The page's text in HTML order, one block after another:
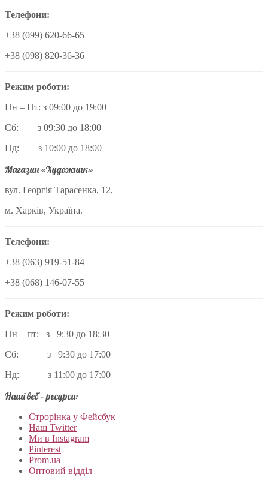
Телефони:
+38 (099) 620-66-65
+38 (098) 820-36-36
Режим роботи:
Пн – Пт: з 09:00 до 19:00
Сб: з 09:30 до 18:00
Нд: з 10:00 до 18:00
Магазин «Художник»
вул. Георгія Тарасенка, 12,
м. Харків, Україна.
Телефони:
+38 (063) 919-51-84
+38 (068) 146-07-55
Режим роботи:
Пн – пт: з 9:30 до 18:30
Сб: з 9:30 до 17:00
Нд: з 11:00 до 17:00
Наші веб – ресурси:
Строрінка у Фейсбук
Наш Twitter
Ми в Instagram
Pinterest
Prom.ua
Оптовий відділ